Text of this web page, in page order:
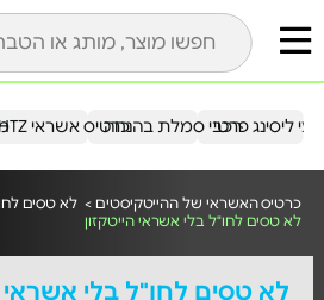
כרטיס אשראי HTZ ליסינג פרטירכבי סמלת בהנחה
כרטיס האשראי של ההייטקיסטים > לא טסים
לא טסים לחו"ל בלי אשראי הייטקזון
לא טסים לחו"ל בלי אשראי